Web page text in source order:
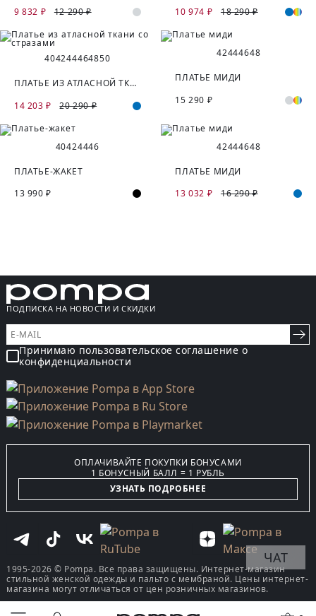
9 832 ₽
12 290 ₽
10 974 ₽
18 290 ₽
404244464850
ПЛАТЬЕ ИЗ АТЛАСНОЙ ТКАНИ СО СТРАЗАМИ
14 203 ₽
20 290 ₽
42444648
ПЛАТЬЕ МИДИ
15 290 ₽
40424446
ПЛАТЬЕ-ЖАКЕТ
13 990 ₽
42444648
ПЛАТЬЕ МИДИ
13 032 ₽
16 290 ₽
ПОДПИСКА НА НОВОСТИ И СКИДКИ
Принимаю пользовательское соглашение о
конфиденциальности
ОПЛАЧИВАЙТЕ ПОКУПКИ БОНУСАМИ
1 БОНУСНЫЙ БАЛЛ = 1 РУБЛЬ
УЗНАТЬ ПОДРОБНЕЕ
1995-2026 © Pompa. Все права защищены. Интернет-магазин
стильной женской одежды и пальто с мембраной. Цены интернет-
магазина могут отличаться от цен розничных магазинов.
ЧАТ